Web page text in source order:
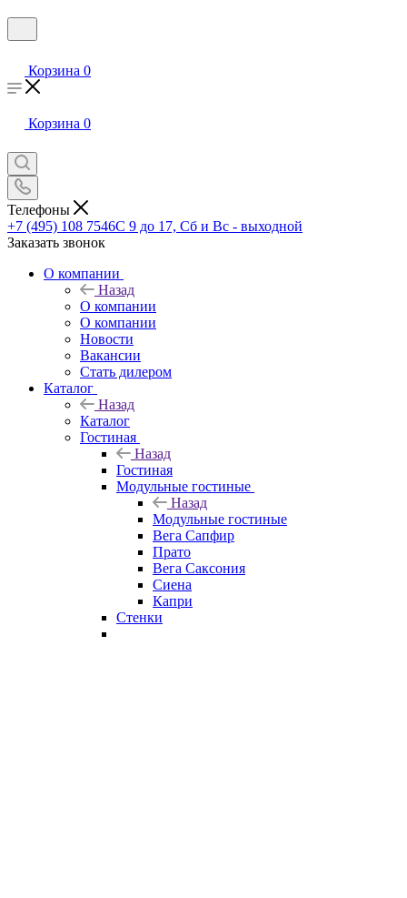
Корзина 0
Корзина 0
Телефоны
+7 (495) 108 7546С 9 до 17, Сб и Вс - выходной
Заказать звонок
О компании
Назад
О компании
О компании
Новости
Вакансии
Стать дилером
Каталог
Назад
Каталог
Гостиная
Назад
Гостиная
Модульные гостиные
Назад
Модульные гостиные
Вега Сапфир
Прато
Вега Саксония
Сиена
Капри
Стенки